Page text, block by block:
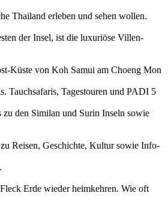
Thailand erleben und sehen wollen.
der Insel, ist die luxuriöse Villen-
Küste von Koh Samui am Choeng Mon
Tauchsafaris, Tagestouren und PADI 5
den Similan und Surin Inseln sowie
Reisen, Geschichte, Kultur sowie Info-
Erde wieder heimkehren. Wie oft